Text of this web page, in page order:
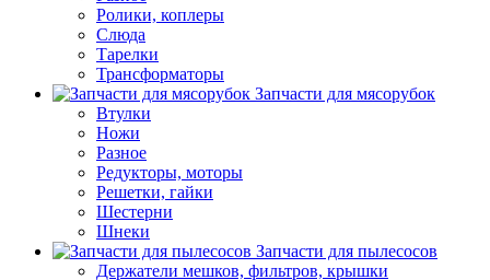
Ролики, коплеры
Слюда
Тарелки
Трансформаторы
Запчасти для мясорубок
Втулки
Ножи
Разное
Редукторы, моторы
Решетки, гайки
Шестерни
Шнеки
Запчасти для пылесосов
Держатели мешков, фильтров, крышки